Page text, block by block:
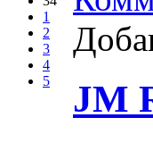
1
2
3
4
5
JM